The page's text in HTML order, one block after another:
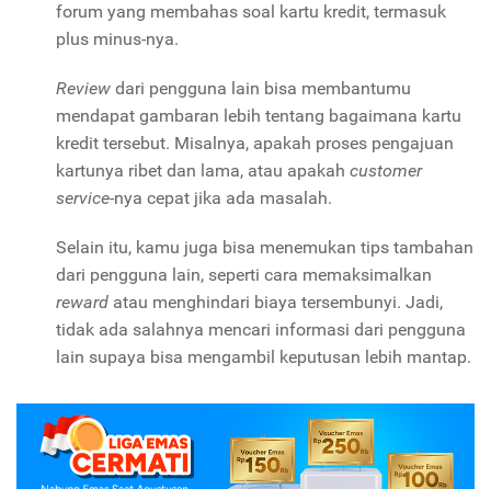
forum yang membahas soal kartu kredit, termasuk
plus minus-nya.
Review dari pengguna lain bisa membantumu
mendapat gambaran lebih tentang bagaimana kartu
kredit tersebut. Misalnya, apakah proses pengajuan
kartunya ribet dan lama, atau apakah customer
service-nya cepat jika ada masalah.
Selain itu, kamu juga bisa menemukan tips tambahan
dari pengguna lain, seperti cara memaksimalkan
reward atau menghindari biaya tersembunyi. Jadi,
tidak ada salahnya mencari informasi dari pengguna
lain supaya bisa mengambil keputusan lebih mantap.